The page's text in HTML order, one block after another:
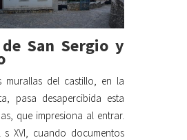
San Sergio y
murallas del castillo, en la
pasa desapercibida esta
que impresiona al entrar.
s XVI, cuando documentos